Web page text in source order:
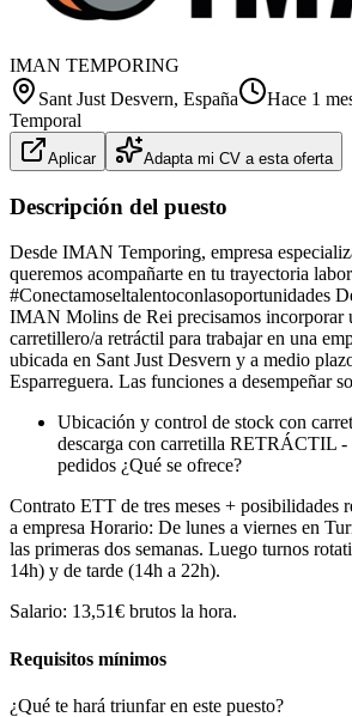
IMAN TEMPORING
Sant Just Desvern, España Hace 1
Temporal
Aplicar Adapta mi CV a esta oferta
Descripción del puesto
Desde IMAN Temporing, empresa
queremos acompañarte en tu trayectoria
#Conectamoseltalentoconlasoportunidades
IMAN Molins de Rei precisamos incorporar
carretillero/a retráctil para trabajar en una
ubicada en Sant Just Desvern y a medio
Esparreguera. Las funciones a desempeñar
Ubicación y control de stock con
descarga con carretilla RETRÁCTIL -
pedidos ¿Qué se ofrece?
Contrato ETT de tres meses + posibilidades
a empresa Horario: De lunes a viernes en
las primeras dos semanas. Luego turnos
14h) y de tarde (14h a 22h).
Salario: 13,51€ brutos la hora.
Requisitos mínimos
¿Qué te hará triunfar en este puesto?